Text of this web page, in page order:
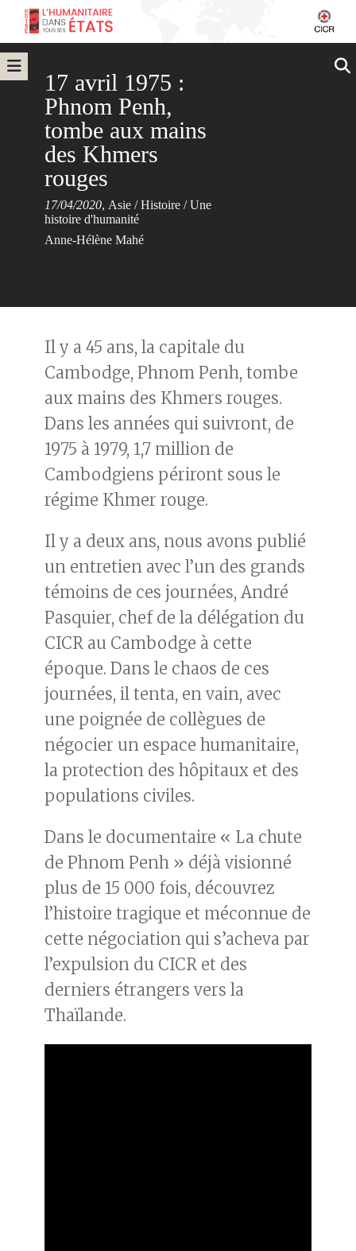
17 avril 1975 :
Phnom Penh,
tombe aux mains
des Khmers
rouges
17/04/2020, Asie /Histoire /Une
histoire d'humanité
Anne-Hélène Mahé
Il y a 45 ans, la capitale du
Cambodge, Phnom Penh, tombe
aux mains des Khmers rouges.
Dans les années qui suivront, de
1975 à 1979, 1,7 million de
Cambodgiens périront sous le
régime Khmer rouge.
Il y a deux ans, nous avons publié
un entretien avec l’un des grands
témoins de ces journées, André
Pasquier, chef de la délégation du
CICR au Cambodge à cette
époque. Dans le chaos de ces
journées, il tenta, en vain, avec
une poignée de collègues de
négocier un espace humanitaire,
la protection des hôpitaux et des
populations civiles.
Dans le documentaire « La chute
de Phnom Penh » déjà visionné
plus de 15 000 fois, découvrez
l’histoire tragique et méconnue de
cette négociation qui s’acheva par
l’expulsion du CICR et des
derniers étrangers vers la
Thaïlande.